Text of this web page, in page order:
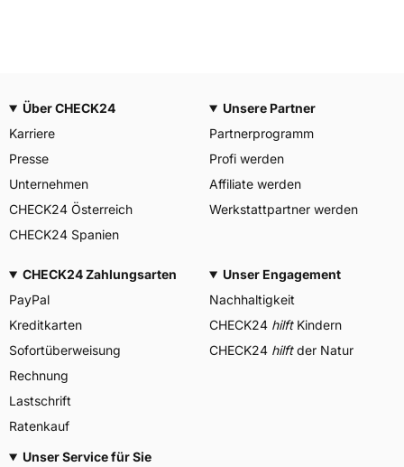
Über CHECK24
Karriere
Presse
Unternehmen
CHECK24 Österreich
CHECK24 Spanien
Unsere Partner
Partnerprogramm
Profi werden
Affiliate werden
Werkstattpartner werden
CHECK24 Zahlungsarten
PayPal
Kreditkarten
Sofortüberweisung
Rechnung
Lastschrift
Ratenkauf
Unser Engagement
Nachhaltigkeit
CHECK24 hilftKindern
CHECK24 hilftder Natur
Unser Service für Sie